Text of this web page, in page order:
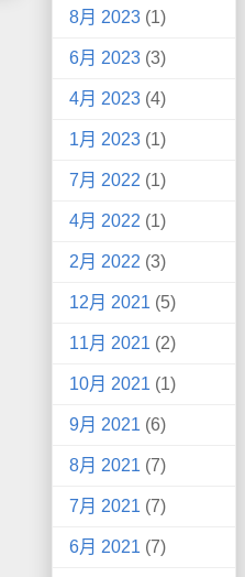
8月 2023 (1)
6月 2023 (3)
4月 2023 (4)
1月 2023 (1)
7月 2022 (1)
4月 2022 (1)
2月 2022 (3)
12月 2021 (5)
11月 2021 (2)
10月 2021 (1)
9月 2021 (6)
8月 2021 (7)
7月 2021 (7)
6月 2021 (7)